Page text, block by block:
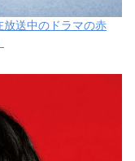
送中のドラマの赤